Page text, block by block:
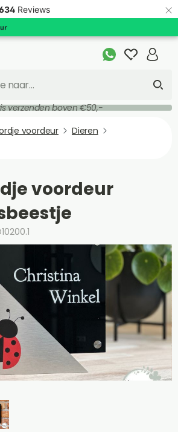
Reviews ×
verzenden boven €50,-
voordeur
Dieren
voordeur